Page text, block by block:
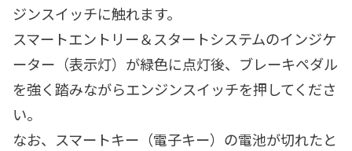
ジンスイッチに触れます。
スマートエントリー＆スタートシステムのインジケ
ーター（表示灯）が緑色に点灯後、ブレーキペダル
を強く踏みながらエンジンスイッチを押してくださ
い。
なお、スマートキー（電子キー）の電池が切れたと